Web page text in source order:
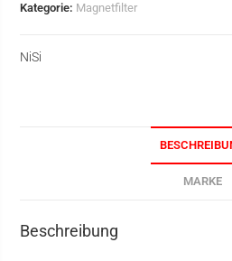
Kategorie: Magnetfilter
NiSi
MARKE
Beschreibung